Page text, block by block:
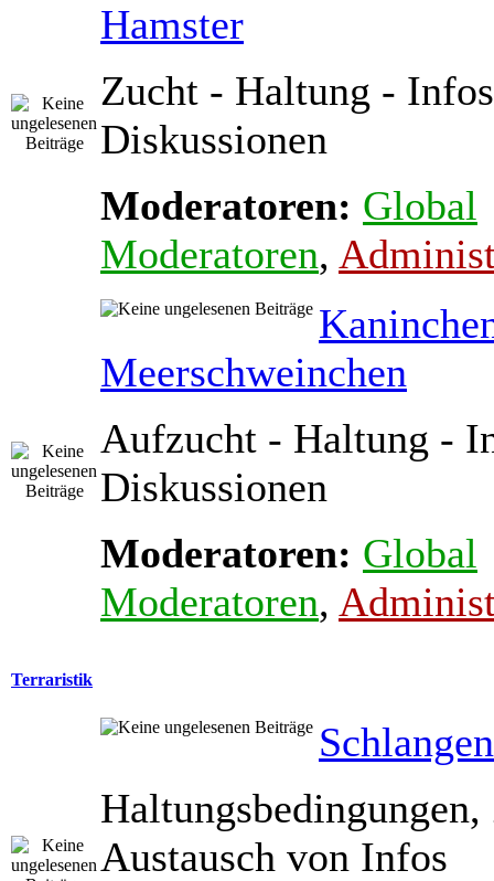
Hamster
Zucht - Haltung -
Diskussionen
Moderatoren: Global
Moderatoren,
Meerschweinchen
Aufzucht - Haltung -
Diskussionen
Moderatoren: Global
Moderatoren,
Terraristik
Austausch von Infos